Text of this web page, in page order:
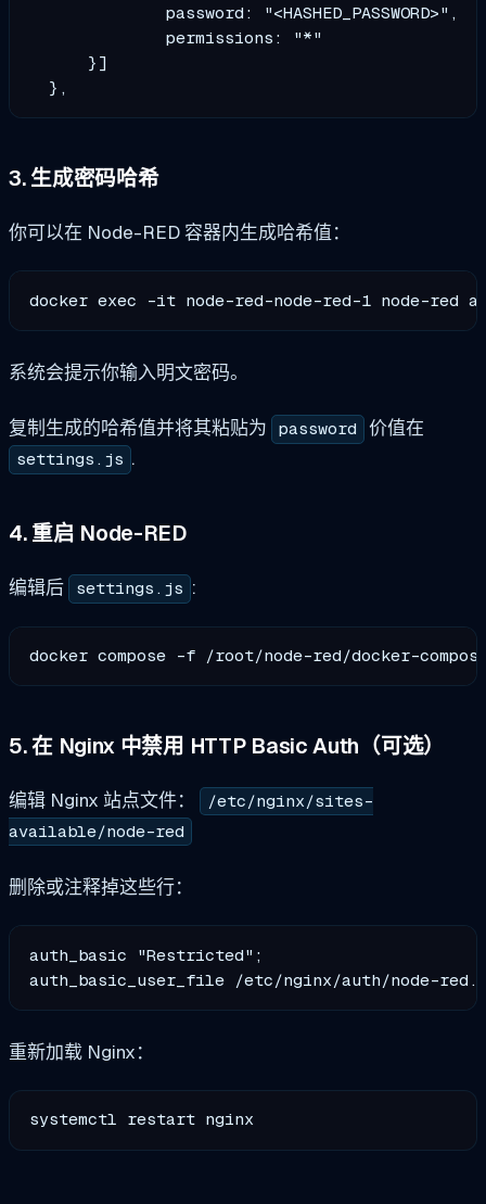
              password: "<HASHED_PASSWORD>",
              permissions: "*"
      }]
3. 生成密码哈希
你可以在 Node-RED 容器内生成哈希值：
系统会提示你输入明文密码。
复制生成的哈希值并将其粘贴为 password 价值在
settings.js .
4. 重启 Node-RED
编辑后 settings.js :
5. 在 Nginx 中禁用 HTTP Basic Auth（可选）
编辑 Nginx 站点文件：
/etc/nginx/sites-
available/node-red
删除或注释掉这些行：
auth_basic "Restricted";
重新加载 Nginx：